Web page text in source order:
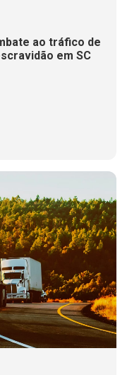
ao tráfico de
em SC